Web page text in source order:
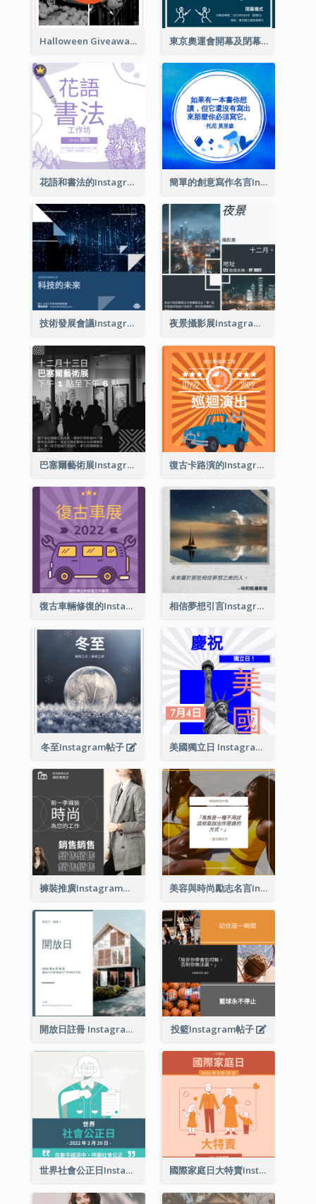
Halloween Giveaway Instagram Post 東京奧運會開幕及閉幕式Instagram帖子
花語和書法的Instagram帖子 簡單的創意寫作名言Instagram帖子
技術發展會議Instagram帖子 夜景攝影展Instagram貼子
巴塞爾藝術展Instagram帖子 復古卡路演的Instagram帖子
復古車輛修復的Instagram帖子 相信夢想引言Instagram帖子
冬至Instagram帖子 美國獨立日 Instagram 帖子
褲裝推廣Instagram帖子 美容與時尚勵志名言Instagram帖子
開放日註冊 Instagram 帖子 投籃Instagram帖子
世界社會公正日Instagram帖子 國際家庭日大特賣Instagram帖子